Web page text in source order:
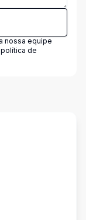
nossa equipe
política de